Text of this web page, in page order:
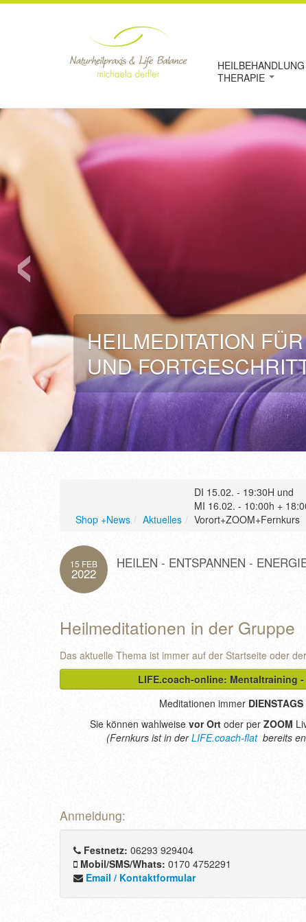
THERAPIE
HEILMEDITATION
UND
‹
Shop +News / Aktuelles /
DI 15.02. - 19:30H und
MI 16.02. - 10:00h +
Vorort+ZOOM+Fernkurs
15 FEB
2022
HEILEN - ENTSPANNEN -
Heilmeditationen in der Gruppe
Das aktuelle Thema ist immer auf der Startseite oder
LIFE.coach-online: Mentaltraining
Meditationen immer
Sie können wahlweise vor Ort oder per ZOOM
(Fernkurs ist in derLIFE.coach-flat bereits
Anmeldung:
Festnetz: 06293 929404
Mobil/SMS/Whats: 0170 4752291
Email / Kontaktformular